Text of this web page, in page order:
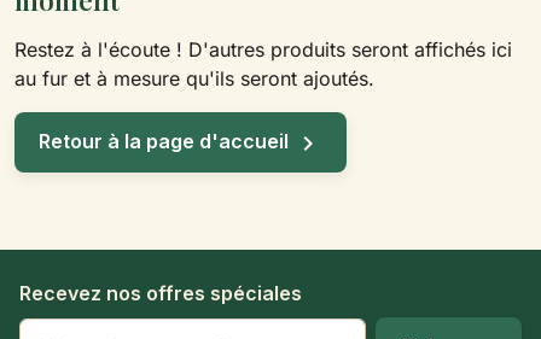
Restez à l'écoute ! D'autres produits seront affichés ici
au fur et à mesure qu'ils seront ajoutés.
Retour à la page d'accueil 
Recevez nos offres spéciales